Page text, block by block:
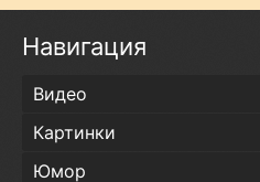
Навигация
Видео
Картинки
Юмор